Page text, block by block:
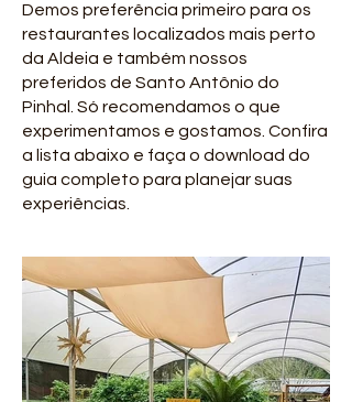
Demos preferência primeiro para os
restaurantes localizados mais perto
da Aldeia e também nossos
preferidos de Santo Antônio do
Pinhal. Só recomendamos o que
experimentamos e gostamos. Confira
a lista abaixo e faça o download do
guia completo para planejar suas
experiências.